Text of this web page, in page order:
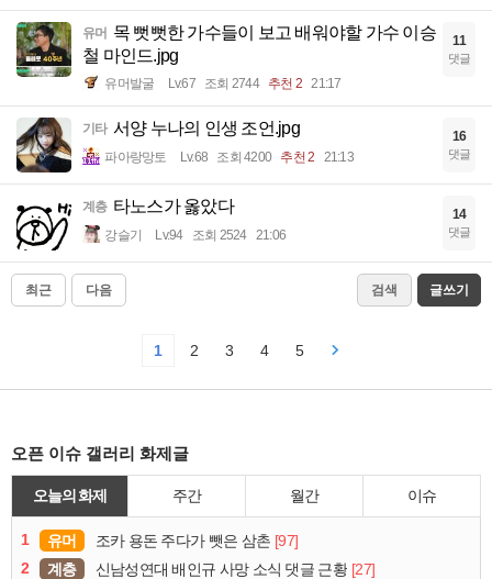
유머 목 뻣뻣한 가수들이 보고 배워야할 가수 이승
철 마인드.jpg
유머발굴 Lv.67 조회 2744 추천 2 21:17
11
댓글
기타 서양 누나의 인생 조언.jpg
파아랑망토 Lv.68 조회 4200 추천 2 21:13
16
댓글
계층 타노스가 옳았다
강슬기 Lv.94 조회 2524 21:06
14
댓글
최근 다음 검색 글쓰기
1 2 3 4 5
오픈 이슈 갤러리 화제글
오늘의 화제 주간 월간 이슈
1 유머 조카 용돈 주다가 뺏은 삼촌 [97]
2
계층 신남성연대 배인규 사망 소식 댓글 근황 [27]